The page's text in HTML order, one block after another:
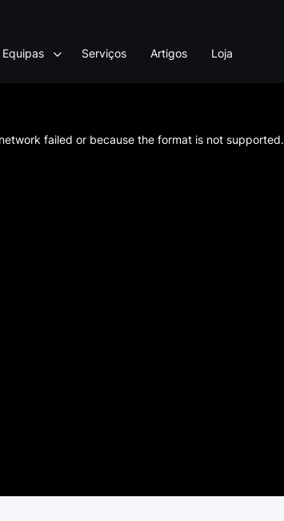
Equipas Serviços Artigos Loja
failed or because the format is not supported.